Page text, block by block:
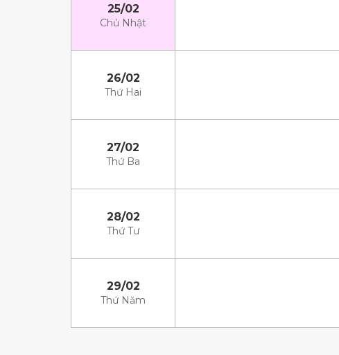
25/02
Chủ Nhật
26/02
Thứ Hai
27/02
Thứ Ba
28/02
Thứ Tư
29/02
Thứ Năm